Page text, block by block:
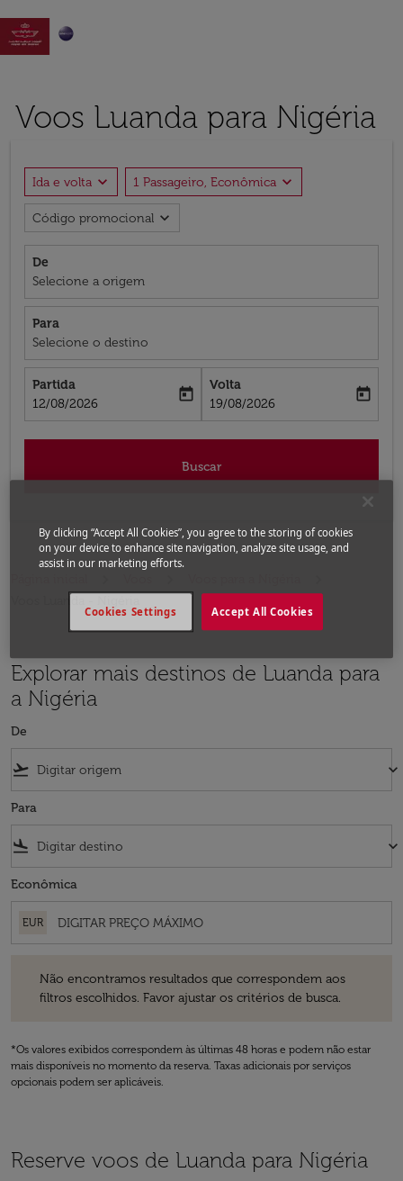

Voos Luanda para Nigéria
Ida e volta expand_more 1 Passageiro, Econômica expand_more
Código promocional expand_more
De
Selecione a origem
Para
Selecione o destino
Partida
fc-booking-departure-date-aria-label
12/08/2026
today
Volta
fc-booking-return-date-aria-label
19/08/2026
today
Buscar
Explorar mais destinos de Luanda para
a Nigéria
De
flight_takeoff keyboard_arrow_down
Para
flight_land keyboard_arrow_down
Econômica
EUR
Não encontramos resultados que correspondem aos
filtros escolhidos. Favor ajustar os critérios de busca.
*Os valores exibidos correspondem às últimas 48 horas e podem não estar
mais disponíveis no momento da reserva. Taxas adicionais por serviços
opcionais podem ser aplicáveis.
Reserve voos de Luanda para Nigéria
By clicking “Accept All Cookies”, you agree to the storing of cookies
on your device to enhance site navigation, analyze site usage, and
assist in our marketing efforts.
Accept All Cookies
Cookies Settings